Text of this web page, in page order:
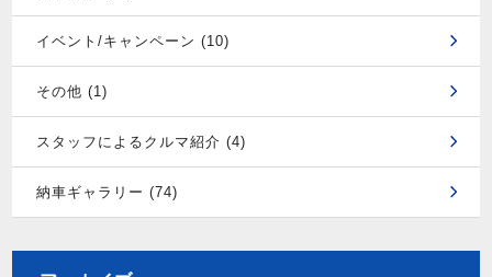
イベント/キャンペーン (10)
その他 (1)
スタッフによるクルマ紹介 (4)
納車ギャラリー (74)